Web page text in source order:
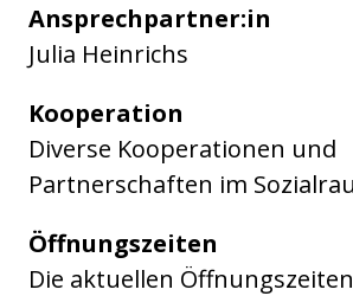
Ansprechpartner:in
Julia Heinrichs
Kooperation
Diverse Kooperationen und
Partnerschaften im
Öffnungszeiten
Die aktuellen